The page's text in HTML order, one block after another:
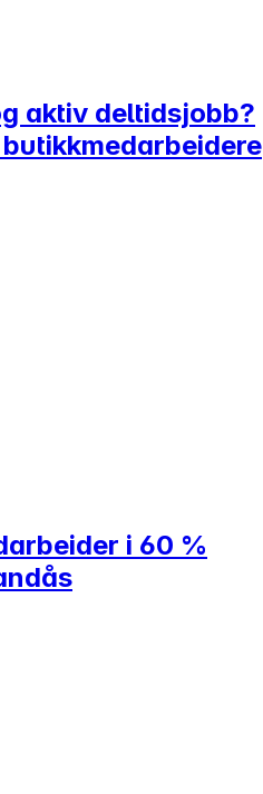
aktiv deltidsjobb?
i 60 %